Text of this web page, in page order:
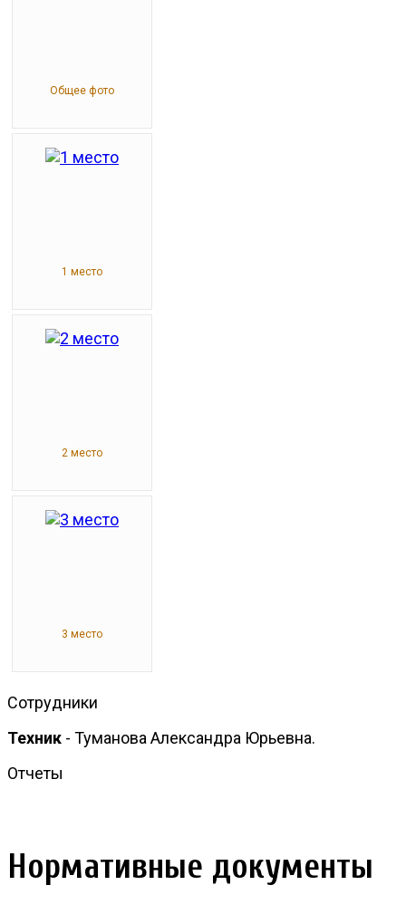
Общее фото
1 место
2 место
3 место
Сотрудники
Техник - Туманова Александра Юрьевна.
Отчеты
Нормативные документы